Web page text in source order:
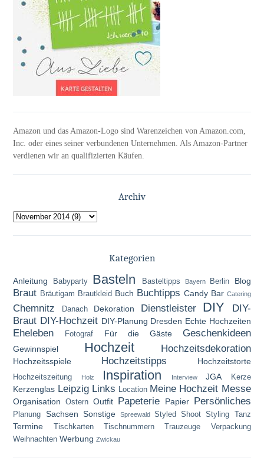
Amazon und das Amazon-Logo sind Warenzeichen von Amazon.com,
Inc. oder eines seiner verbundenen Unternehmen. Als Amazon-Partner
verdienen wir an qualifizierten Käufen.
Archiv
Kategorien
Anleitung Babyparty Basteln Basteltipps Bayern Berlin Blog
Braut Bräutigam Brautkleid Buch Buchtipps Candy Bar Catering
Chemnitz Danach Dekoration Dienstleister DIY
DIY-
Braut DIY-Hochzeit DIY-Planung Dresden Echte Hochzeiten
Eheleben Fotograf Für die Gäste Geschenkideen
Gewinnspiel Hochzeit Hochzeitsdekoration
Hochzeitsspiele Hochzeitstipps Hochzeitstorte
Hochzeitszeitung Holz Inspiration Interview JGA Kerze
Kerzenglas Leipzig Links Location Meine Hochzeit Messe
Organisation Ostern Outfit Papeterie Papier Persönliches
Planung Sachsen Sonstige Spreewald Styled Shoot Styling Tanz
Termine Tischkarten Tischnummern Trauzeuge
Verpackung
Weihnachten Werbung Zwickau